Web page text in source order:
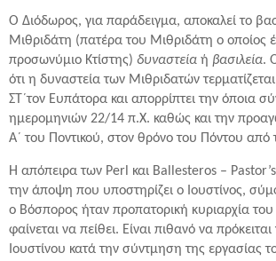
Ο Διόδωρος, για παράδειγμα, αποκαλεί το
Μιθριδάτη (πατέρα του Μιθριδάτη ο οποίος
προσωνύμιο Κτίστης) δυναστεία ή βασιλεία.
ότι η δυναστεία των Μιθριδατών
ΣΤ´τον Ευπάτορα και απορρίπτει την όποια
ημερομηνιών 22/14 π.Χ. καθώς και την
Α´ του Ποντικού, στον θρόνο του Πόντου από
Η απόπειρα των Perl και Ballesteros –
την άποψη που υποστηρίζει ο Ιουστίνος,
ο Βόσπορος ήταν προπατορική κυριαρχία
φαίνεται να πείθει. Είναι πιθανό να
Ιουστίνου κατά την σύντμηση της εργασίας